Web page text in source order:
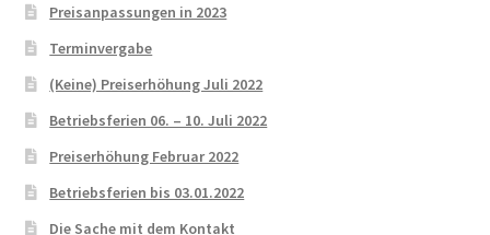
Preisanpassungen in 2023
Terminvergabe
(Keine) Preiserhöhung Juli 2022
Betriebsferien 06. – 10. Juli 2022
Preiserhöhung Februar 2022
Betriebsferien bis 03.01.2022
Die Sache mit dem Kontakt